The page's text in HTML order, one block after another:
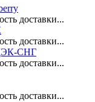
доставки...
доставки...
СНГ
доставки...
доставки...